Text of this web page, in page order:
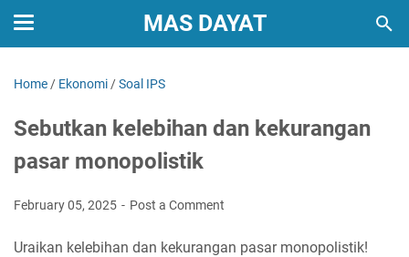
MAS DAYAT
Home / Ekonomi /Soal IPS
Sebutkan kelebihan dan kekurangan
pasar monopolistik
February 05, 2025 Post a Comment
Uraikan kelebihan dan kekurangan pasar monopolistik!